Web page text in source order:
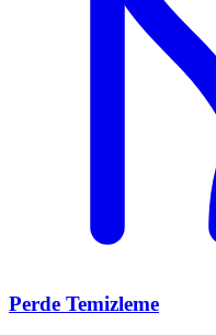
Perde Temizleme